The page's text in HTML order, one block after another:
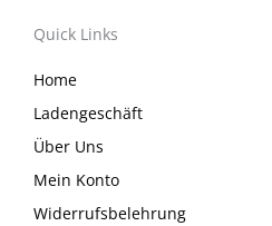
Quick Links
Home
Ladengeschäft
Über Uns
Mein Konto
Widerrufsbelehrung